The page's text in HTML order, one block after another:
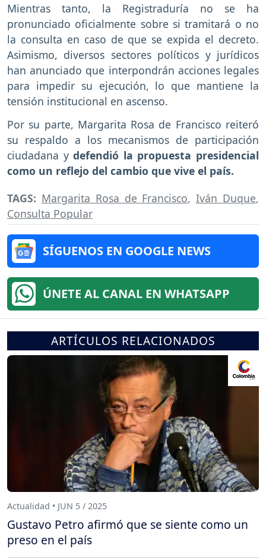
Mientras tanto, la Registraduría no se ha
pronunciado oficialmente sobre si tramitará o no
la consulta en caso de que se expida el decreto.
Asimismo, diversos sectores políticos y jurídicos
han anunciado que interpondrán acciones legales
para impedir su ejecución, lo que mantiene la
tensión institucional en ascenso.
Por su parte, Margarita Rosa de Francisco reiteró
su respaldo a los mecanismos de participación
ciudadana ydefendió la propuesta presidencial
como un reflejo del cambio que vive el país.
TAGS: Margarita Rosa de Francisco,Iván Duque,
Consulta Popular
SÍGUENOS EN GOOGLE NEWS
ÚNETE AL CANAL EN WHATSAPP
ARTÍCULOS RELACIONADOS
Actualidad • JUN 5 / 2025
Gustavo Petro afirmó que se siente como un
preso en el país